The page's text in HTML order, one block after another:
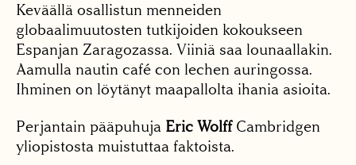
Keväällä osallistun menneiden
globaalimuutosten tutkijoiden kokoukseen
Espanjan Zaragozassa. Viiniä saa lounaallakin.
Aamulla nautin café con lechen auringossa.
Ihminen on löytänyt maapallolta ihania asioita.
Perjantain pääpuhuja Eric WolffCambridgen
yliopistosta muistuttaa faktoista.